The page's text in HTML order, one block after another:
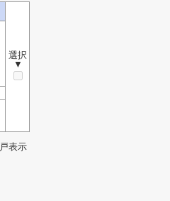
選択
▼
戸表示